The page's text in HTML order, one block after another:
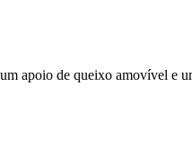
apoio de queixo amovível e